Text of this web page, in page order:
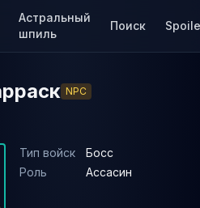
Астральный
шпиль
Поиск
NPC
Тип войск
Босс
Роль
Ассасин